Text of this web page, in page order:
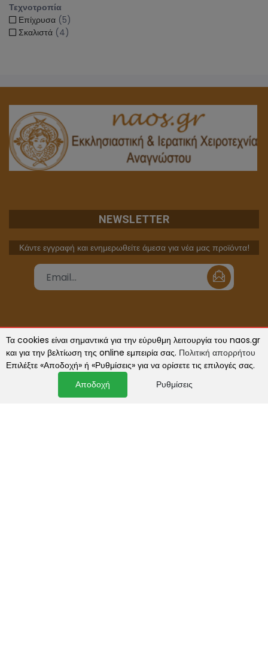
Τεχνοτροπία
Επίχρυσα (5)
Σκαλιστά (4)
NEWSLETTER
Κάντε εγγραφή και ενημερωθείτε άμεσα για νέα μας προϊόντα!
Γνωρίστε μας
Τρόποι αποστολής
Τα cookies είναι σημαντικά για την εύρυθμη λειτουργία του naos.gr
και για την βελτίωση της online εμπειρία σας. Πολιτική απορρήτου
Επιλέξτε «Αποδοχή» ή «Ρυθμίσεις» για να ορίσετε τις επιλογές σας.
Αποδοχή
Ρυθμίσεις